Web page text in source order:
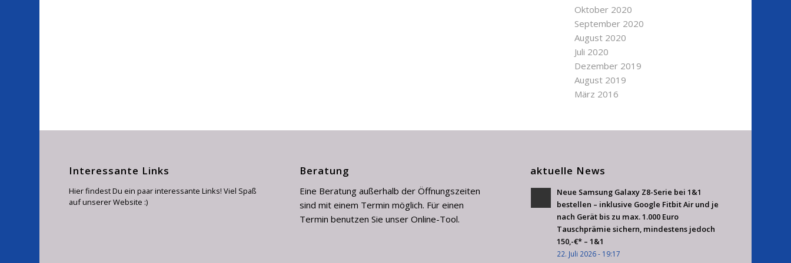
Oktober 2020
September 2020
August 2020
Juli 2020
Dezember 2019
August 2019
März 2016
Interessante Links
Hier findest Du ein paar interessante Links! Viel Spaß
auf unserer Website :)
Beratung
Eine Beratung außerhalb der Öffnungszeiten
sind mit einem Termin möglich. Für einen
Termin benutzen Sie unser Online-Tool.
aktuelle News
Neue Samsung Galaxy Z8-Serie bei 1&1
bestellen – inklusive Google Fitbit Air und je
nach Gerät bis zu max. 1.000 Euro
Tauschprämie sichern, mindestens jedoch
150,-€* – 1&1
22. Juli 2026 - 19:17